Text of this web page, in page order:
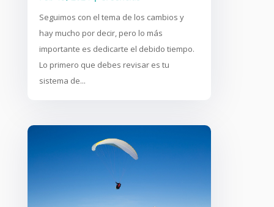
Seguimos con el tema de los cambios y
hay mucho por decir, pero lo más
importante es dedicarte el debido tiempo.
Lo primero que debes revisar es tu
sistema de...